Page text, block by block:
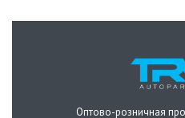
Оптово-розничная